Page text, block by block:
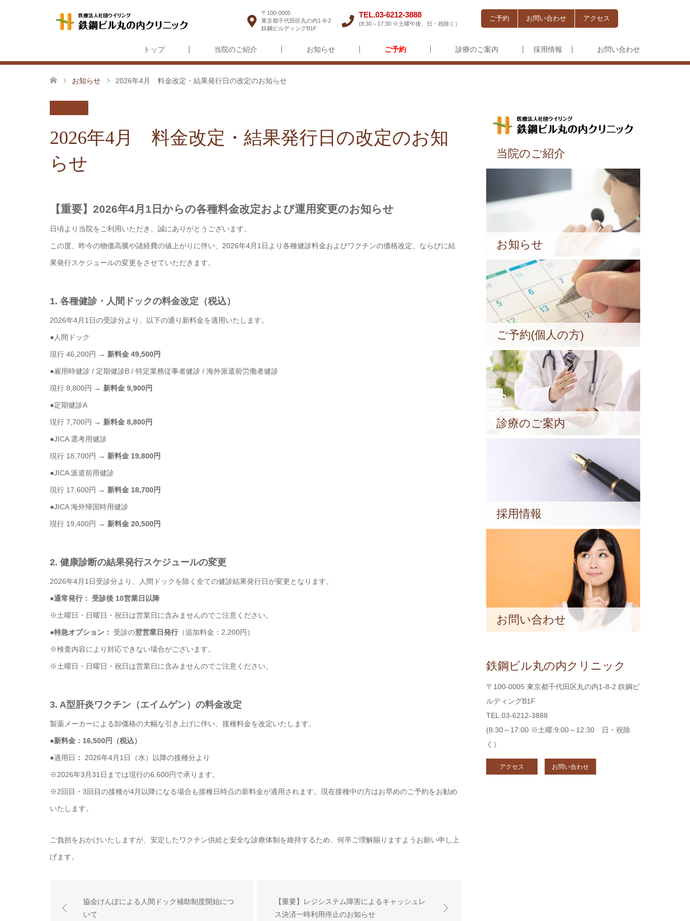
〒100-0005
東京都千代田区丸の内1-8-2
鉃鋼ビルディングB1F
TEL.03-6212-3888
(8:30～17:30 ※土曜午後、日・祝除く）
ご予約 お問い合わせ アクセス
トップ 当院のご紹介 お知らせ ご予約 診療のご案内 採用情報 お問い合わせ
お知らせ 2026年4月 料金改定・結果発行日の改定のお知らせ
2026年4月 料金改定・結果発行日の改定のお知
らせ
【重要】2026年4月1日からの各種料金改定および運用変更のお知らせ
日頃より当院をご利用いただき、誠にありがとうございます。
この度、昨今の物価高騰や諸経費の値上がりに伴い、2026年4月1日より各種健診料金およびワクチンの価格改定、ならびに結
果発行スケジュールの変更をさせていただきます。
1. 各種健診・人間ドックの料金改定（税込）
2026年4月1日の受診分より、以下の通り新料金を適用いたします。
●人間ドック
現行 46,200円 → 新料金 49,500円
●雇用時健診 / 定期健診B / 特定業務従事者健診 / 海外派遣前労働者健診
現行 8,800円 → 新料金 9,900円
●定期健診A
現行 7,700円 → 新料金 8,800円
●JICA 選考用健診
現行 18,700円 → 新料金 19,800円
●JICA 派遣前用健診
現行 17,600円 → 新料金 18,700円
●JICA 海外帰国時用健診
現行 19,400円 → 新料金 20,500円
2. 健康診断の結果発行スケジュールの変更
2026年4月1日受診分より、人間ドックを除く全ての健診結果発行日が変更となります。
●通常発行： 受診後 10営業日以降
※土曜日・日曜日・祝日は営業日に含みませんのでご注意ください。
●特急オプション： 受診の翌営業日発行 （追加料金：2,200円）
※検査内容により対応できない場合がございます。
※土曜日・日曜日・祝日は営業日に含みませんのでご注意ください。
3. A型肝炎ワクチン（エイムゲン）の料金改定
製薬メーカーによる卸価格の大幅な引き上げに伴い、接種料金を改定いたします。
●新料金：16,500円（税込）
●適用日 ： 2026年4月1日（水）以降の接種分より
※2026年3月31日までは現行の6,600円で承ります。
※2回目・3回目の接種が4月以降になる場合も接種日時点の新料金が適用されます。現在接種中の方はお早めのご予約をお勧め
いたします。
ご負担をおかけいたしますが、安定したワクチン供給と安全な診療体制を維持するため、何卒ご理解賜りますようお願い申し上
げます。
協会けんぽによる人間ドック補助制度開始につ
いて
【重要】レジシステム障害によるキャッシュレ
ス決済一時利用停止のお知らせ
当院のご紹介
お知らせ
ご予約(個人の方)
診療のご案内
採用情報
お問い合わせ
鉄鋼ビル丸の内クリニック
〒100-0005 東京都千代田区丸の内1-8-2 鉃鋼ビ
ルディングB1F
TEL.03-6212-3888
(8:30～17:00 ※土曜:9:00～12:30 日・祝除
く）
アクセス お問い合わせ